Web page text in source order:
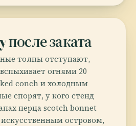
после заката
толпы отступают,
огнями 20
conch и холодным
спорят, у кого стенд
перца scotch bonnet
островом,